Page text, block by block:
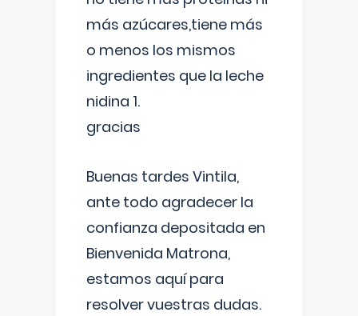
más azúcares,tiene más
o menos los mismos
ingredientes que la leche
nidina 1.
gracias
Buenas tardes Vintila,
ante todo agradecer la
confianza depositada en
Bienvenida Matrona,
estamos aquí para
resolver vuestras dudas.